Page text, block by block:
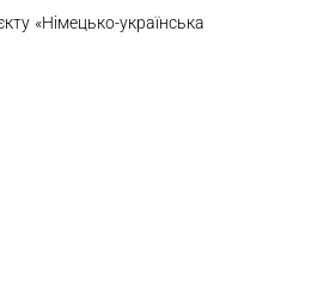
«Німецько-українська